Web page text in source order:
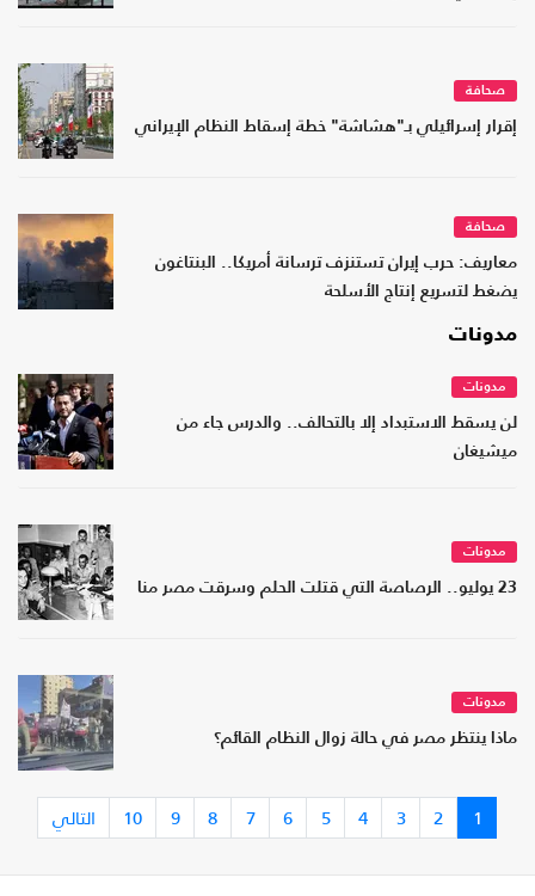
صحافة
إقرار إسرائيلي بـ"هشاشة" خطة إسقاط النظام الإيراني
صحافة
معاريف: حرب إيران تستنزف ترسانة أمريكا.. البنتاغون
يضغط لتسريع إنتاج الأسلحة
مدونات
مدونات
لن يسقط الاستبداد إلا بالتحالف.. والدرس جاء من
ميشيغان
مدونات
23 يوليو.. الرصاصة التي قتلت الحلم وسرقت مصر منا
مدونات
ماذا ينتظر مصر في حالة زوال النظام القائم؟
1
2
3
4
5
6
7
8
9
10 التالي